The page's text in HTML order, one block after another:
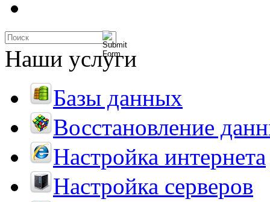
Наши услуги
Базы данных
Восстановление
Настройка интернета
Настройка серверов